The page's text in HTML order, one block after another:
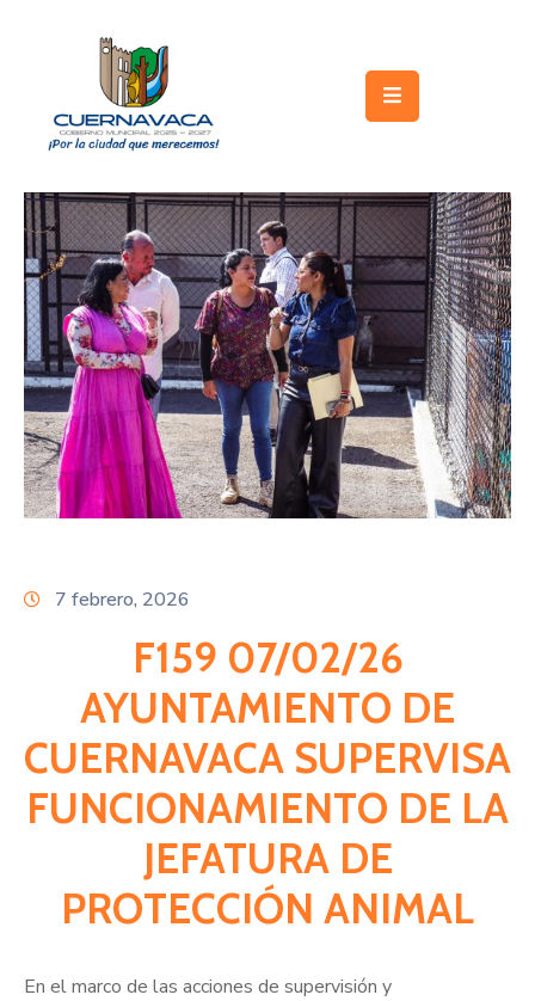
Gobierno
Turismo
Trámites
y
Servicios
Licitaciones
Transparencia
Directorio
7 febrero, 2026
F159 07/02/26
AYUNTAMIENTO DE
CUERNAVACA SUPERVISA
FUNCIONAMIENTO DE LA
JEFATURA DE
PROTECCIÓN ANIMAL
En el marco de las acciones de supervisión y